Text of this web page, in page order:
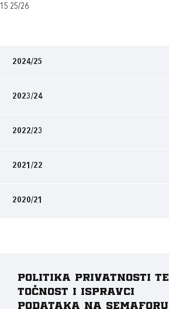
15 25/26
2024/25
2023/24
2022/23
2021/22
2020/21
Politika privatnosti te
točnost i ispravci
podataka na Semaforu